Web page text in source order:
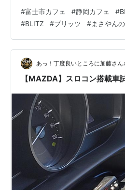
に】 【基本情報】 過去のブログ
cafe.masayan312.com
cafe.masayan312.com 【内装】
い雰囲気です。 店内は相変わら
囲気🌿この日はお天気が良く、窓
#富士市カフェ #静岡カフェ #
#BLITZ #ブリッツ #まさやん
あっ！丁度良いところに加藤さん♪
【MAZDA】スロコン搭載車